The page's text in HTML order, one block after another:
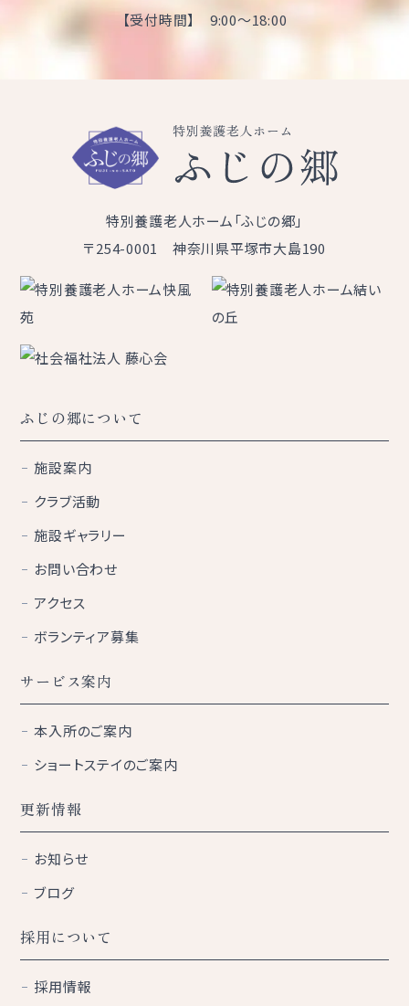
【受付時間】 9:00～18:00
特別養護老人ホーム「ふじの郷」
〒254-0001 神奈川県平塚市大島190
ふじの郷について
施設案内
クラブ活動
施設ギャラリー
お問い合わせ
アクセス
ボランティア募集
サービス案内
本入所のご案内
ショートステイのご案内
更新情報
お知らせ
ブログ
採用について
採用情報